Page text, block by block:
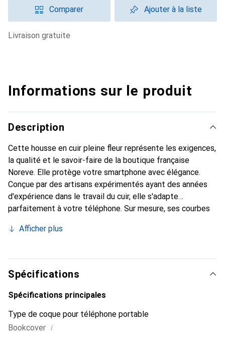
Comparer Ajouter à la liste
livraison gratuite
Informations sur le produit
Description
Cette housse en cuir pleine fleur représente les exigences,
la qualité et le savoir-faire de la boutique française
Noreve. Elle protège votre smartphone avec élégance.
Conçue par des artisans expérimentés ayant des années
d'expérience dans le travail du cuir, elle s'adapte
parfaitement à votre téléphone. Sur mesure, ses courbes
l'accessoire chic et indispensable pour votre smartphone.
qualité, la marque Noreve est un choix fiable pour une
clientèle exigeante.
Afficher plus
Spécifications
Spécifications principales
Type de coque pour téléphone portable
Bookcover i